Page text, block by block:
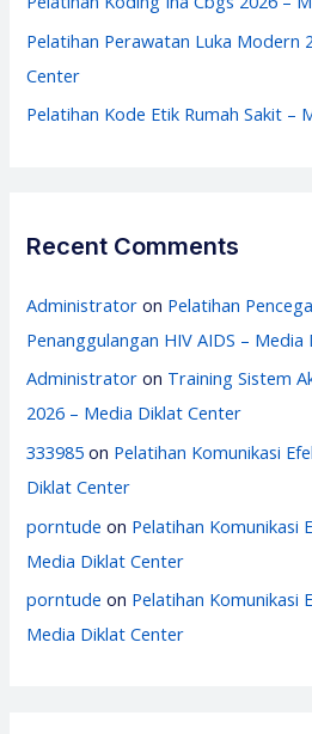
Pelatihan Perawatan Luka Modern
Center
Pelatihan Kode Etik Rumah Sakit –
Recent Comments
Administrator on Pelatihan
Penanggulangan HIV AIDS –
Administrator on Training Sistem
2026 – Media Diklat Center
333985 on Pelatihan Komunikasi
Diklat Center
porntude on Pelatihan Komunikasi
Media Diklat Center
porntude on Pelatihan Komunikasi
Media Diklat Center